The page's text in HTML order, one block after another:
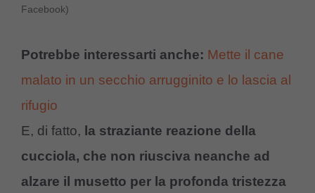
Facebook)
Potrebbe interessarti anche: Mette il cane
malato in un secchio arrugginito e lo lascia al
rifugio
E, di fatto, la straziante reazione della
cucciola, che non riusciva neanche ad
alzare il musetto per la profonda tristezza